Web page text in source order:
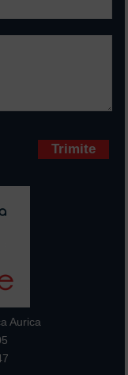
Aurica